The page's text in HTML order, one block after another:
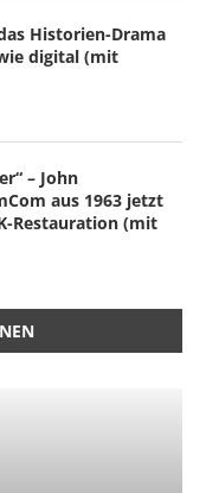
Historien-Drama
digital (mit
– John
aus 1963 jetzt
Restauration (mit